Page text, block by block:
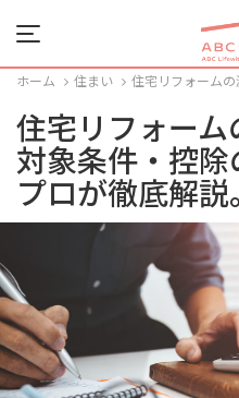
Menu
ホーム 住まい 住宅リフォームの
住宅リフォーム
対象条件・控
プロが徹底解説。